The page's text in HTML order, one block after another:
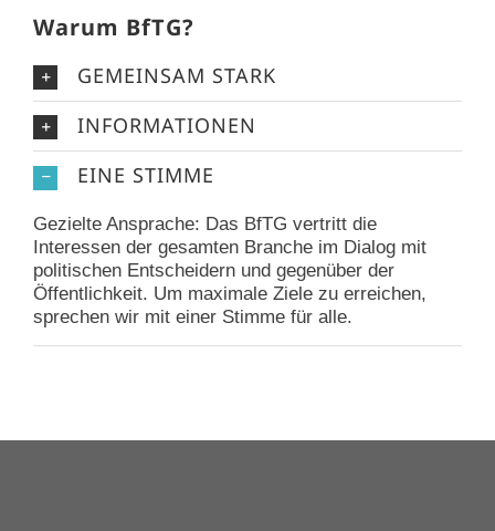
Warum BfTG?
GEMEINSAM STARK
INFORMATIONEN
EINE STIMME
Gezielte Ansprache: Das BfTG vertritt die
Interessen der gesamten Branche im Dialog mit
politischen Entscheidern und gegenüber der
Öffentlichkeit. Um maximale Ziele zu erreichen,
sprechen wir mit einer Stimme für alle.